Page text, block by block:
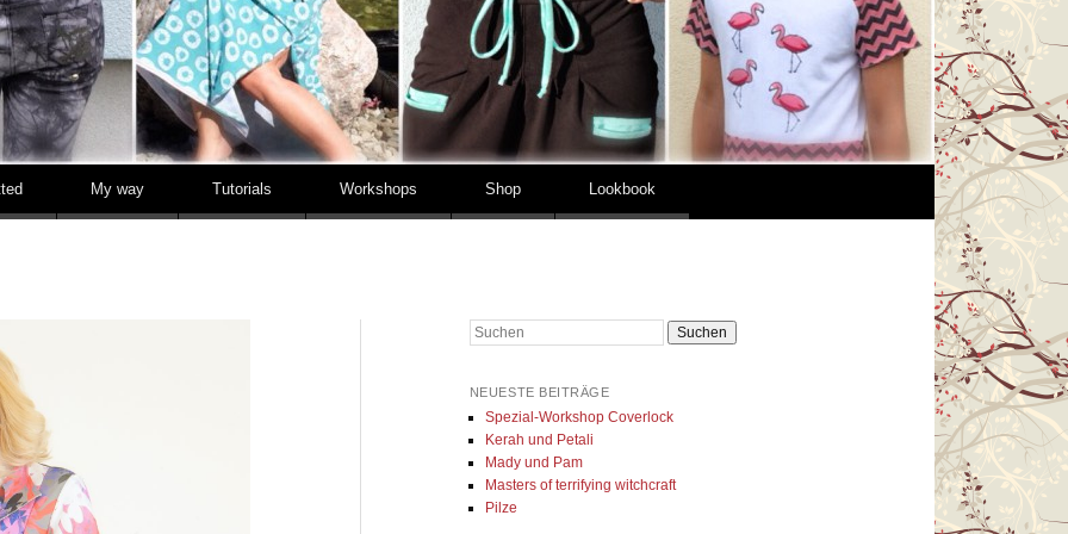
My way Tutorials Workshops Shop Lookbook
Suchen
NEUESTE BEITRÄGE
Spezial-Workshop Coverlock
Kerah und Petali
Mady und Pam
Masters of terrifying witchcraft
Pilze